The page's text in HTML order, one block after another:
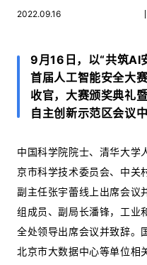
2022.09.16
9月16日，以“共筑AI
首届人工智能安全大
收官，大赛颁奖典礼
自主创新示范区会议中
中国科学院院士、清华大学
京市科学技术委员会、中关
副主任张宇蕾线上出席会议
组成员、副局长潘锋，工业
全处领导出席会议并致辞。
北京市大数据中心等单位相